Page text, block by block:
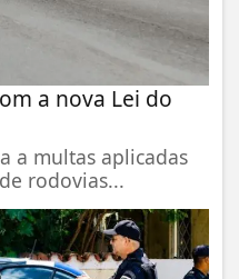
a nova Lei do
a multas aplicadas
rodovias...